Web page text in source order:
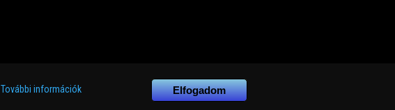
További információk